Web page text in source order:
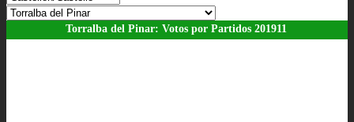
Torralba del Pinar: Votos por Partidos 201911